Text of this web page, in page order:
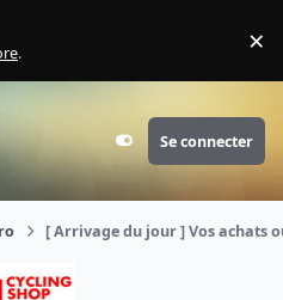
. ×
Customizer
Se connecter
[ Arrivage du jour ] Vos achats